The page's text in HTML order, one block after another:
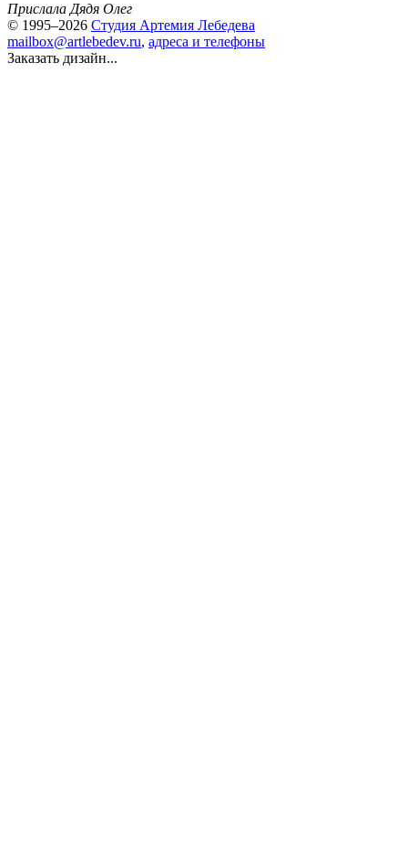
Прислала Дядя Олег
© 1995–2026 Студия Артемия Лебедева
mailbox@artlebedev.ru, адреса и телефоны
Заказать дизайн...